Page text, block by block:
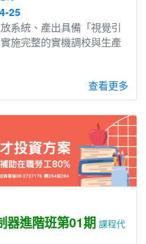
25
系統、產出具備「視覺引
施完整的實機調校與生產
查看更多
器進階班第01期 課程代